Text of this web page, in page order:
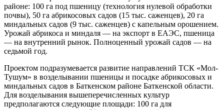
районе: 100 га под пшеницу (технология нулевой обработки
почвы), 50 га абрикосовых садов (15 тыс. саженцев), 20 га
миндальных садов (9 тыс. саженцев) с капельным орошением.
Урожай абрикоса и миндаля — на экспорт в ЕАЭС, пшеница
— на внутренний рынок. Полноценный урожай садов — на
седьмой год.
Проектом подразумевается развитие направлений ТСК «Мол-
Тушум» в возделывании пшеницы и посадке абрикосовых и
миндальных садов в Баткенском районе Баткенской области.
Для возделывания вышеперечисленных культур
предполагаются следующие площади: 100 га для